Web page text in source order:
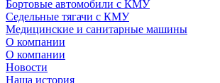
Бортовые автомобили с КМУ
Седельные тягачи с КМУ
Медицинские и санитарные машины
О компании
О компании
Новости
Наша история